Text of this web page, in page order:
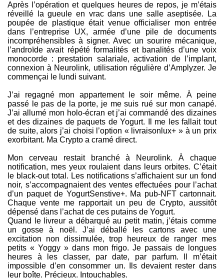
Après l’opération et quelques heures de repos, je m’étais
réveillé la gueule en vrac dans une salle aseptisée. La
poupée de plastique était venue officialiser mon entrée
dans l’entreprise UX, armée d’une pile de documents
incompréhensibles à signer. Avec un sourire mécanique,
l’androïde avait répété formalités et banalités d’une voix
monocorde : prestation salariale, activation de l’implant,
connexion à Neurolink, utilisation régulière d’Amplyzer. Je
commençai le lundi suivant.
J’ai regagné mon appartement le soir même. À peine
passé le pas de la porte, je me suis rué sur mon canapé.
J’ai allumé mon holo-écran et j’ai commandé des dizaines
et des dizaines de paquets de Yogurt. Il me les fallait tout
de suite, alors j’ai choisi l’option « livraisonlux+ » à un prix
exorbitant. Ma Crypto a cramé direct.
Mon cerveau restait branché à Neurolink. À chaque
notification, mes yeux roulaient dans leurs orbites. C’était
le black-out total. Les notifications s’affichaient sur un fond
noir, s’accompagnaient des ventes effectuées pour l’achat
d’un paquet de YogurtSenstive+. Ma pub-NFT cartonnait.
Chaque vente me rapportait un peu de Crypto, aussitôt
dépensé dans l’achat de ces putains de Yogurt.
Quand le livreur a débarqué au petit matin, j’étais comme
un gosse à noël. J’ai déballé les cartons avec une
excitation non dissimulée, trop heureux de ranger mes
petits « Yoggy » dans mon frigo. Je passais de longues
heures à les classer, par date, par parfum. Il m’était
impossible d’en consommer un. Ils devaient rester dans
leur boîte. Précieux. Intouchables.